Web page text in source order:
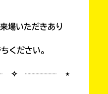
場いただきあり
ください。
✧ ┈┈┈┈ ⋆